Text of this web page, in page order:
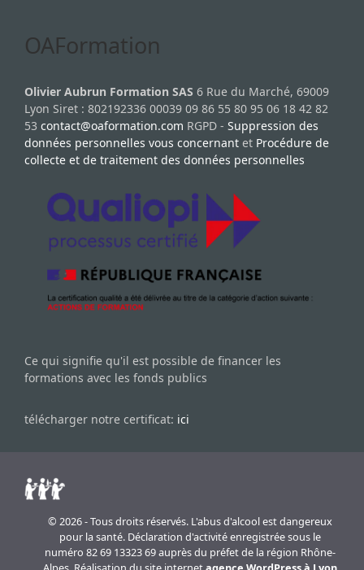
OAFormation
Olivier Aubrun Formation SAS 6 Rue du Marché, 69009
Lyon Siret : 802192336 00039 09 86 55 80 95 06 18 42 82
53 contact@oaformation.com RGPD - Suppression des
données personnelles vous concernant et Procédure de
collecte et de traitement des données personnelles
Ce qui signifie qu'il est possible de financer les
formations avec les fonds publics
télécharger notre certificat: ici
© 2026 - Tous droits réservés. L'abus d'alcool est dangereux
pour la santé. Déclaration d'activité enregistrée sous le
numéro 82 69 13323 69 auprès du préfet de la région Rhône-